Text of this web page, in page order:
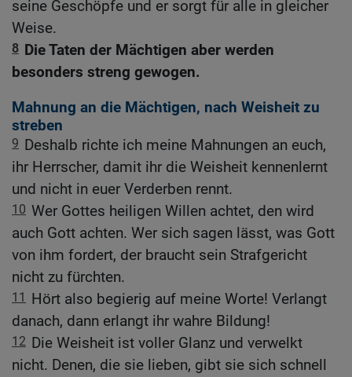
seine Geschöpfe und er sorgt für alle in gleicher
Weise.
8 Die Taten der Mächtigen aber werden
besonders streng gewogen.
Mahnung an die Mächtigen, nach Weisheit zu
streben
9 Deshalb richte ich meine Mahnungen an euch,
ihr Herrscher, damit ihr die Weisheit kennenlernt
und nicht in euer Verderben rennt.
10 Wer Gottes heiligen Willen achtet, den wird
auch Gott achten. Wer sich sagen lässt, was Gott
von ihm fordert, der braucht sein Strafgericht
nicht zu fürchten.
11
Hört also begierig auf meine Worte! Verlangt
danach, dann erlangt ihr wahre Bildung!
12 Die Weisheit ist voller Glanz und verwelkt
nicht. Denen, die sie lieben, gibt sie sich schnell